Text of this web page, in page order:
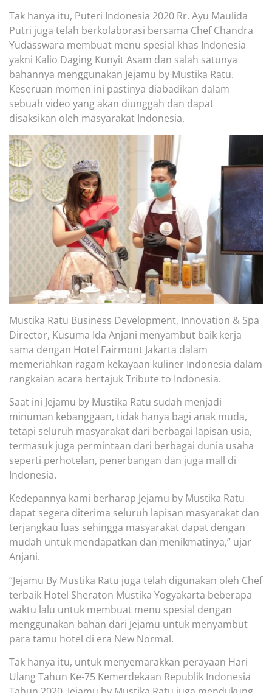
Tak hanya itu, Puteri Indonesia 2020 Rr. Ayu Maulida
Putri juga telah berkolaborasi bersama Chef Chandra
Yudasswara membuat menu spesial khas Indonesia
yakni Kalio Daging Kunyit Asam dan salah satunya
bahannya menggunakan Jejamu by Mustika Ratu.
Keseruan momen ini pastinya diabadikan dalam
sebuah video yang akan diunggah dan dapat
disaksikan oleh masyarakat Indonesia.
Mustika Ratu Business Development, Innovation & Spa
Director, Kusuma Ida Anjani menyambut baik kerja
sama dengan Hotel Fairmont Jakarta dalam
memeriahkan ragam kekayaan kuliner Indonesia dalam
rangkaian acara bertajukTribute to Indonesia.
Saat ini Jejamu by Mustika Ratu sudah menjadi
minuman kebanggaan, tidak hanya bagi anak muda,
tetapi seluruh masyarakat dari berbagai lapisan usia,
termasuk juga permintaan dari berbagai dunia usaha
seperti perhotelan, penerbangan dan juga mall di
Indonesia.
Kedepannya kami berharap Jejamu by Mustika Ratu
dapat segera diterima seluruh lapisan masyarakat dan
terjangkau luas sehingga masyarakat dapat dengan
mudah untuk mendapatkan dan menikmatinya,” ujar
Anjani.
“Jejamu By Mustika Ratu juga telah digunakan oleh Chef
terbaik Hotel Sheraton Mustika Yogyakarta beberapa
waktu lalu untuk membuat menu spesial dengan
menggunakan bahan dari Jejamu untuk menyambut
para tamu hotel di era New Normal.
Tak hanya itu, untuk menyemarakkan perayaan Hari
Ulang Tahun Ke-75 Kemerdekaan Republik Indonesia